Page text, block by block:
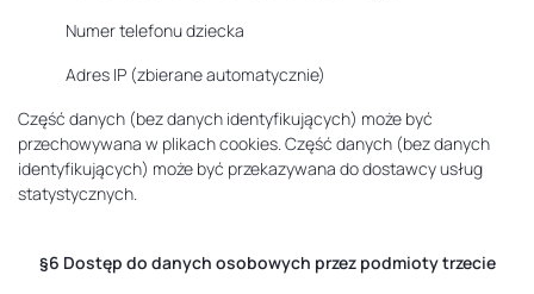
Numer telefonu dziecka
Adres IP (zbierane automatycznie)
Część danych (bez danych identyfikujących) może być
przechowywana w plikach cookies. Część danych (bez danych
identyfikujących) może być przekazywana do dostawcy usług
statystycznych.
§6 Dostęp do danych osobowych przez podmioty trzecie